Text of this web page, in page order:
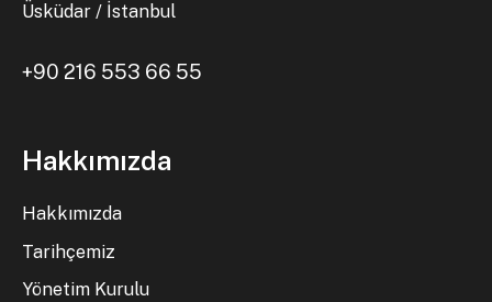
Üsküdar / İstanbul
+90 216 553 66 55
Hakkımızda
Hakkımızda
Tarihçemiz
Yönetim Kurulu